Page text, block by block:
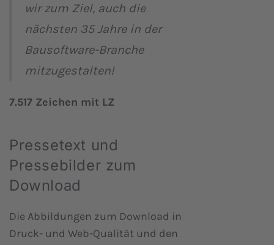
wir zum Ziel, auch die
nächsten 35 Jahre in der
Bausoftware-Branche
mitzugestalten!
7.517 Zeichen mit LZ
Pressetext und
Pressebilder zum
Download
Die Abbildungen zum Download in
Druck- und Web-Qualität und den